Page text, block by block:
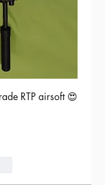
RTP airsoft 😍